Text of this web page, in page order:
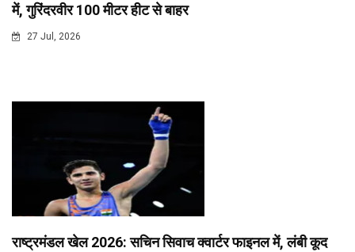
में, गुरिंदरवीर 100 मीटर हीट से बाहर
27 Jul, 2026
राष्ट्रमंडल खेल 2026: सचिन सिवाच क्वार्टर फाइनल में, लंबी कूद